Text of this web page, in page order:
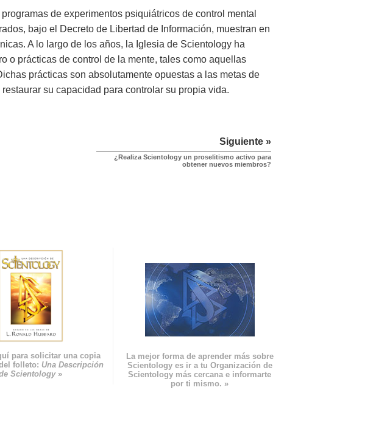
de experimentos psiquiátricos de control mental
bajo el Decreto de Libertad de Información, muestran en
A lo largo de los años, la Iglesia de Scientology ha
o prácticas de control de la mente, tales como aquellas
prácticas son absolutamente opuestas a las metas de
su capacidad para controlar su propia vida.
Siguiente »
¿Realiza Scientology un proselitismo activo para
obtener nuevos miembros?
para solicitar una copia
folleto: Una Descripción
Scientology»
La mejor forma de aprender más sobre
Scientology es ir a tu Organización de
Scientology más cercana e informarte
por ti mismo. »